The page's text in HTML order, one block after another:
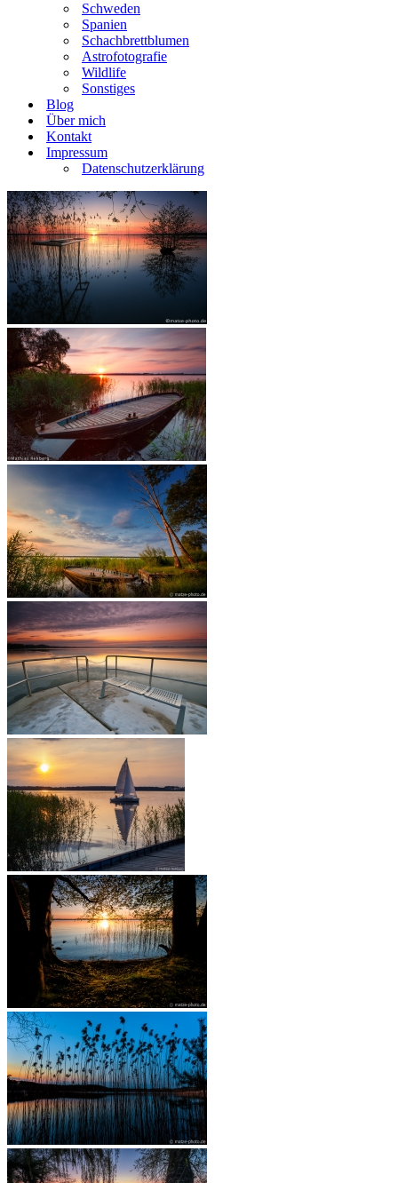
Schweden
Spanien
Schachbrettblumen
Astrofotografie
Wildlife
Sonstiges
Blog
Über mich
Kontakt
Impressum
Datenschutzerklärung